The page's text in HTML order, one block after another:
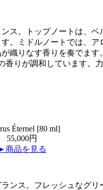
ス。トップノートは、
。ミドルノートでは、
りなす香りを奏でま
りが調和しています。
Éternel [80 ml]
55,000円
商品を見る
ス。フレッシュなグ